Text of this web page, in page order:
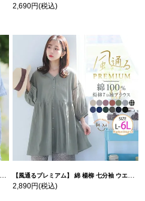
2,690円(税込)
【風通るプレミアム】 綿 楊柳 七分袖 ウエストギャザー ブラウス | 大きいサイズの通販ならハッピーマリリン
2,890円(税込)